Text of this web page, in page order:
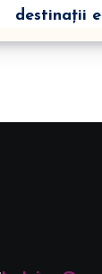
destinații